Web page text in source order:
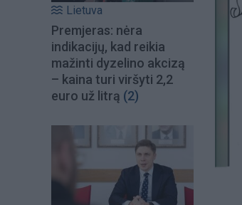
Lietuva
Premjeras: nėra
indikacijų, kad reikia
mažinti dyzelino akcizą
– kaina turi viršyti 2,2
euro už litrą (2)